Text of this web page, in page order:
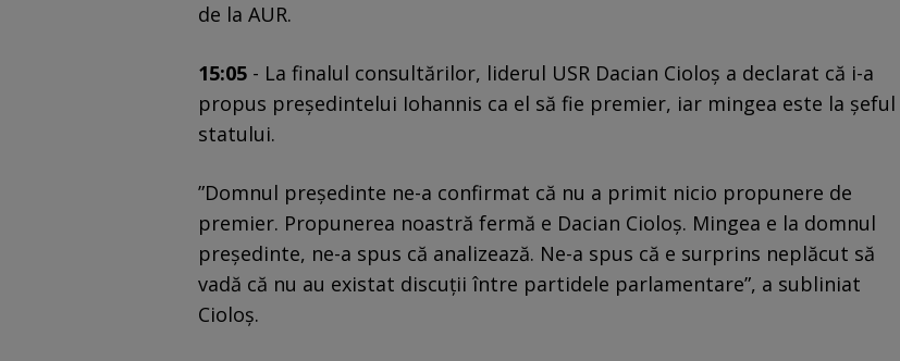
de la AUR.
15:05 - La finalul consultărilor, liderul USR Dacian Cioloș a declarat că i-a
propus președintelui Iohannis ca el să fie premier, iar mingea este la șeful
statului.
”Domnul preşedinte ne-a confirmat că nu a primit nicio propunere de
premier. Propunerea noastră fermă e Dacian Cioloş. Mingea e la domnul
președinte, ne-a spus că analizează. Ne-a spus că e surprins neplăcut să
vadă că nu au existat discuții între partidele parlamentare”, a subliniat
Cioloș.